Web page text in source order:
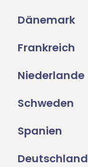
Dänemark
Frankreich
Niederlande
Schweden
Spanien
Deutschland